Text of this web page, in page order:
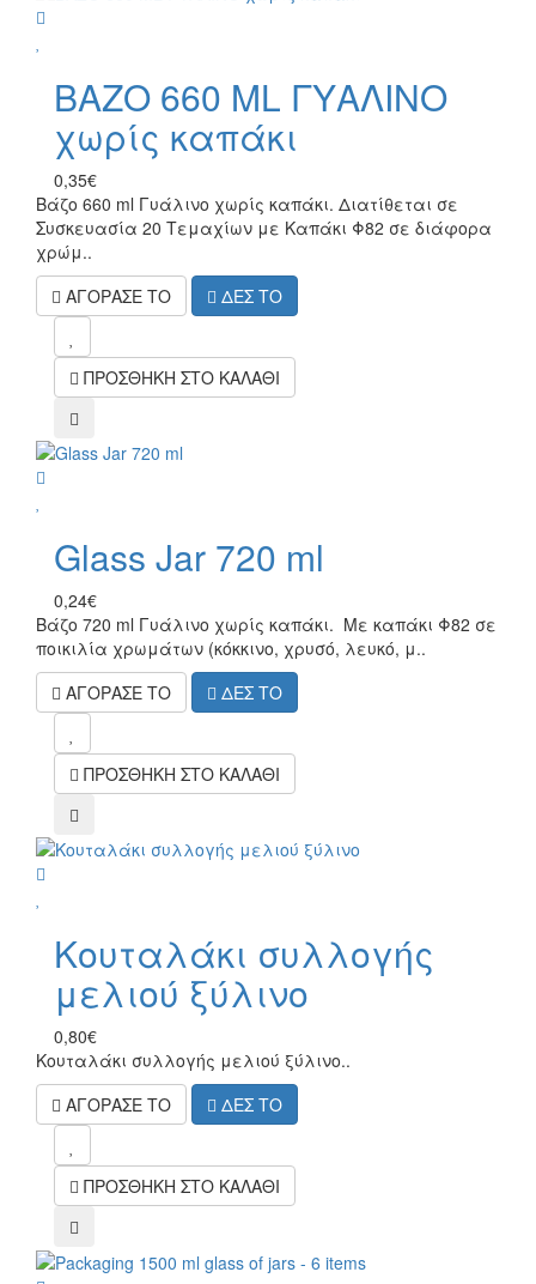
ΒΑΖΟ 660 ML ΓΥΑΛΙΝΟ
χωρίς καπάκι
0,35€
Βάζο 660 ml Γυάλινο χωρίς καπάκι. Διατίθεται σε
Συσκευασία 20 Τεμαχίων με Καπάκι Φ82 σε διάφορα
χρώμ..
ΑΓΟΡΑΣΕ ΤΟ
ΔΕΣ ΤΟ
ΠΡΟΣΘΗΚΗ ΣΤΟ ΚΑΛΑΘΙ
compare
Glass Jar 720 ml
0,24€
Βάζο 720 ml Γυάλινο χωρίς καπάκι. Με καπάκι Φ82 σε
ποικιλία χρωμάτων (κόκκινο, χρυσό, λευκό, μ..
ΑΓΟΡΑΣΕ ΤΟ
ΔΕΣ ΤΟ
ΠΡΟΣΘΗΚΗ ΣΤΟ ΚΑΛΑΘΙ
compare
Κουταλάκι συλλογής
μελιού ξύλινο
0,80€
Κουταλάκι συλλογής μελιού ξύλινο..
ΑΓΟΡΑΣΕ ΤΟ
ΔΕΣ ΤΟ
ΠΡΟΣΘΗΚΗ ΣΤΟ ΚΑΛΑΘΙ
compare